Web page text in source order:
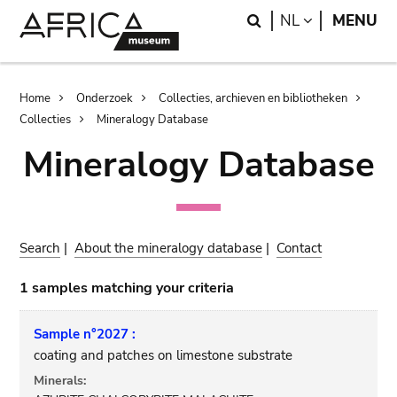
Search
NL LANGUAGE
MENU
Breadcrumb
Home Onderzoek
Collecties, archieven en bibliotheken
Collecties
Mineralogy Database
Mineralogy Database
Search |About the mineralogy database | Contact
1 samples matching your criteria
Sample n°2027 :
coating and patches on limestone substrate
Minerals: